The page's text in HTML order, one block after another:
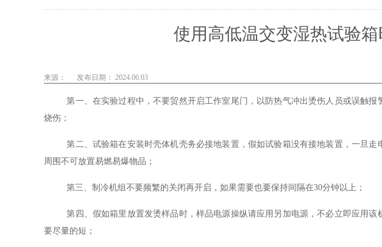
使用高低温交变湿热试验
来源： 发布日期： 2024.06.03
第一、在实验过程中，不要贸然开启工作室尾门，以防热气冲出烫伤人员或误触
烧伤；
第二、试验箱在安装时壳体机壳务必接地装置，假如试验箱没有接地装置，一旦
周围不可放置易燃易爆物品；
第三、制冷机组不要频繁的关闭再开启，如果需要也要保持间隔在30分钟以上；
第四、假如箱里放置发烫样品时，样品电源操纵请应用另加电源，不必立即应用
要尽量的短；